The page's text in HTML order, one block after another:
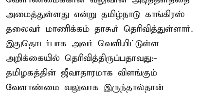
அமைத்துள்ளது என்று தமிழ்நாடு காங்கிரஸ்
தலைவர் மாணிக்கம் தாகூர் தெரிவித்துள்ளார்.
இதுதொடர்பாக அவர் வெளியிட்டுள்ள
அறிக்கையில் தெரிவித்திருப்பதாவது:-
தமிழகத்தின் ஜீவாதாரமாக விளங்கும்
வேளாண்மை வலுவாக இருந்தால்தான்